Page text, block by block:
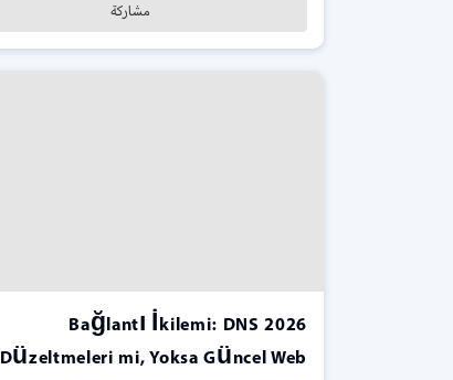
مشاركة
2026 Bağlantı İkilemi: DNS
Düzeltmeleri mi, Yoksa Güncel Web